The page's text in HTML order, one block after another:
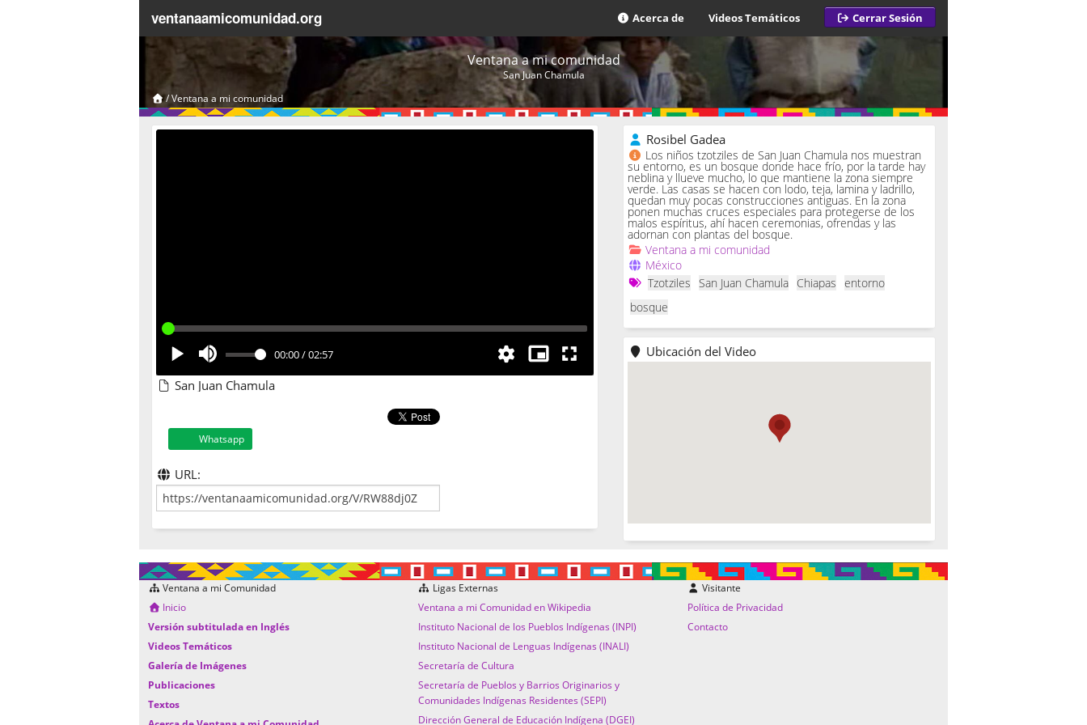
ventanaamicomunidad.org Acerca de Videos Temáticos Cerrar Sesión
Ventana a mi comunidad
San Juan Chamula
/Ventana a mi comunidad
00:00/02:57
San Juan Chamula
Whatsapp
URL:
Rosibel Gadea
Los niños tzotziles de San Juan Chamula nos muestran
su entorno, es un bosque donde hace frío, por la tarde hay
neblina y llueve mucho, lo que mantiene la zona siempre
verde. Las casas se hacen con lodo, teja, lamina y ladrillo,
quedan muy pocas construcciones antiguas. En la zona
ponen muchas cruces especiales para protegerse de los
malos espíritus, ahí hacen ceremonias, ofrendas y las
adornan con plantas del bosque.
Ventana a mi comunidad
México
Tzotziles San Juan Chamula Chiapas entorno
bosque
Ubicación del Video
Ventana a mi Comunidad
Inicio
Versión subtitulada en Inglés
Videos Temáticos
Galería de Imágenes
Publicaciones
Textos
Ligas Externas
Ventana a mi Comunidad en Wikipedia
Instituto Nacional de los Pueblos Indígenas (INPI)
Instituto Nacional de Lenguas Indígenas (INALI)
Secretaría de Cultura
Secretaría de Pueblos y Barrios Originarios y
Comunidades Indígenas Residentes (SEPI)
Dirección General de Educación Indígena (DGEI)
Visitante
Política de Privacidad
Contacto